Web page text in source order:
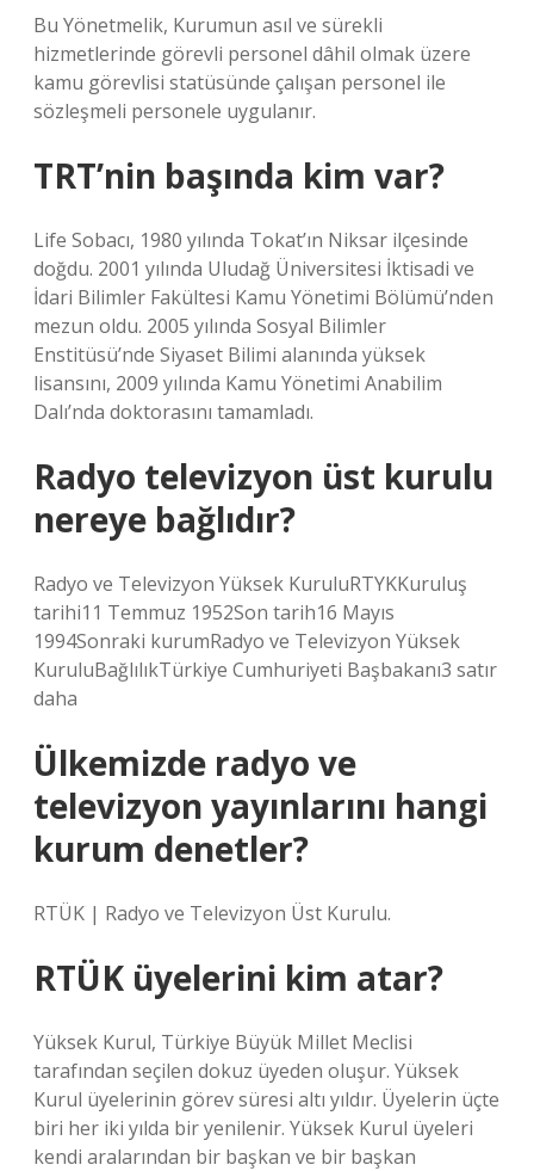
Bu Yönetmelik, Kurumun asıl ve sürekli
hizmetlerinde görevli personel dâhil olmak üzere
kamu görevlisi statüsünde çalışan personel ile
sözleşmeli personele uygulanır.
TRT’nin başında kim var?
Life Sobacı, 1980 yılında Tokat’ın Niksar ilçesinde
doğdu. 2001 yılında Uludağ Üniversitesi İktisadi ve
İdari Bilimler Fakültesi Kamu Yönetimi Bölümü’nden
mezun oldu. 2005 yılında Sosyal Bilimler
Enstitüsü’nde Siyaset Bilimi alanında yüksek
lisansını, 2009 yılında Kamu Yönetimi Anabilim
Dalı’nda doktorasını tamamladı.
Radyo televizyon üst kurulu
nereye bağlıdır?
Radyo ve Televizyon Yüksek KuruluRTYKKuruluş
tarihi11 Temmuz 1952Son tarih16 Mayıs
1994Sonraki kurumRadyo ve Televizyon Yüksek
KuruluBağlılıkTürkiye Cumhuriyeti Başbakanı3 satır
daha
Ülkemizde radyo ve
televizyon yayınlarını hangi
kurum denetler?
RTÜK | Radyo ve Televizyon Üst Kurulu.
RTÜK üyelerini kim atar?
Yüksek Kurul, Türkiye Büyük Millet Meclisi
tarafından seçilen dokuz üyeden oluşur. Yüksek
Kurul üyelerinin görev süresi altı yıldır. Üyelerin üçte
biri her iki yılda bir yenilenir. Yüksek Kurul üyeleri
kendi aralarından bir başkan ve bir başkan